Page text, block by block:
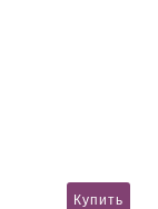
Купить